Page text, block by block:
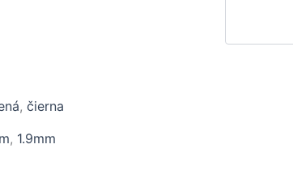
, čierna
, 1.9mm